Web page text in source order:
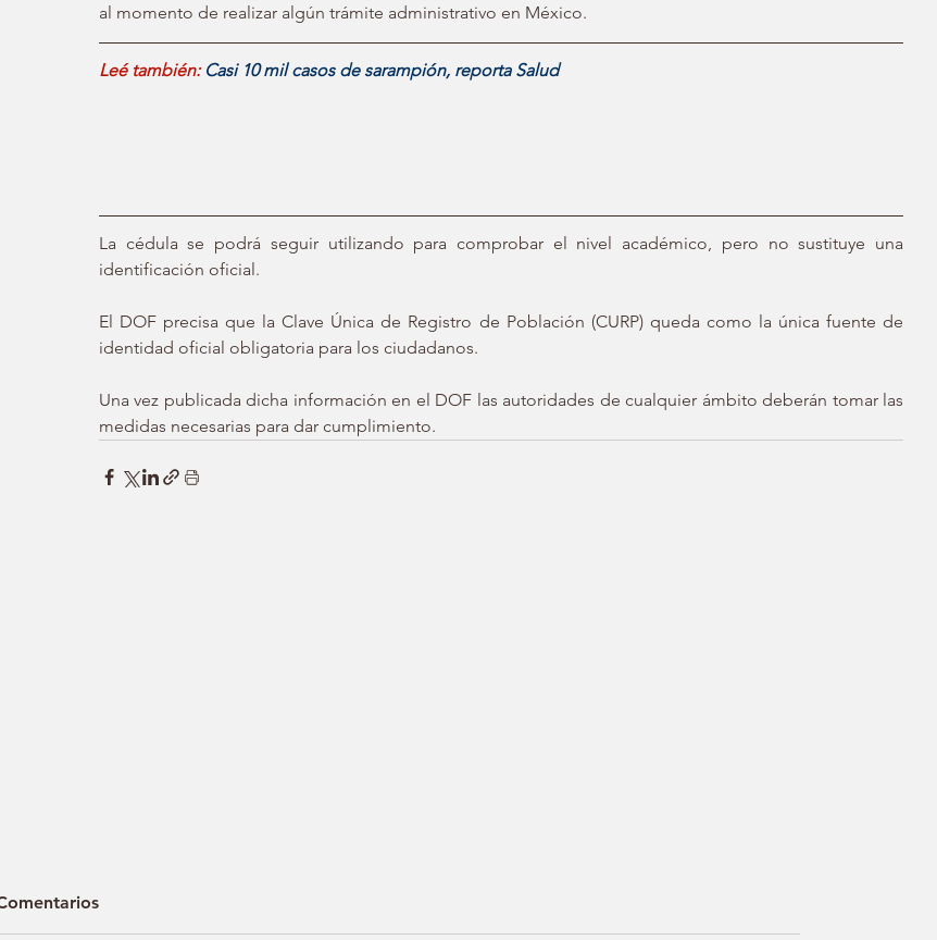
al momento de realizar algún trámite administrativo en México.
Leé también: Casi 10 mil casos de sarampión, reporta Salud
La cédula se podrá seguir utilizando para comprobar el nivel académico, pero no sustituye una
identificación oficial.
El DOF precisa que la Clave Única de Registro de Población (CURP) queda como la única fuente de
identidad oficial obligatoria para los ciudadanos.
Una vez publicada dicha información en el DOF las autoridades de cualquier ámbito deberán tomar las
medidas necesarias para dar cumplimiento.